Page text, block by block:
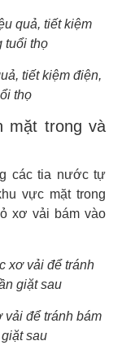
tiết kiệm điện,
thọ
mặt trong và
các tia nước tự
vực mặt trong
xơ vải bám vào
vải để tránh bám
sau